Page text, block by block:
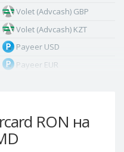
RON на
Volet (Advcash) GBP
Volet (Advcash) KZT
Payeer USD
Payeer EUR
Payeer Tether ERC20
(USDT)
Payeer UAH